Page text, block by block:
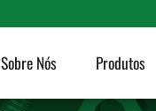
Sobre Nós Produtos